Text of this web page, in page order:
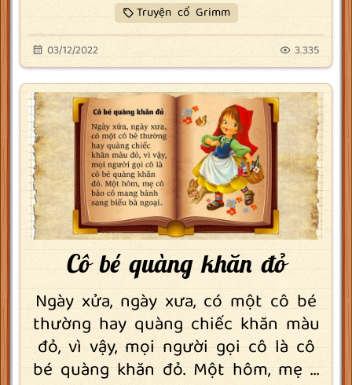
Truyện cổ Grimm
03/12/2022 3.335
Cô bé quàng khăn đỏ
Ngày xửa, ngày xưa, có một cô bé
thường hay quàng chiếc khăn màu
đỏ, vì vậy, mọi người gọi cô là cô
bé quàng khăn đỏ. Một hôm, mẹ ...